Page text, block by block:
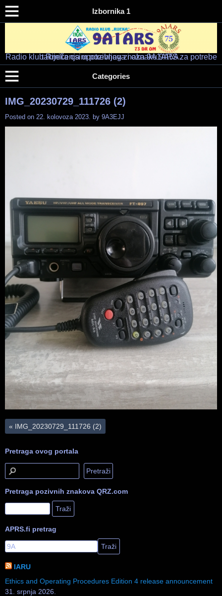
Izbornika 1
Radio klub "RIJEKA" – 9A1ARS – 9A5A
HAM RADIO KLUB RIJEKA
Radio klub Rijeka osim pozivnog znaka 9A1ARS za potrebe takmičenja upotrebljava i oznaku 9A5A.
Categories
IMG_20230729_111726 (2)
Posted on 22. kolovoza 2023. by 9A3EJJ
« IMG_20230729_111726 (2)
Pretraga ovog portala
Pretraga pozivnih znakova QRZ.com
APRS.fi pretrag
IARU
Ethics and Operating Procedures Edition 4 release announcement
31. srpnja 2026.